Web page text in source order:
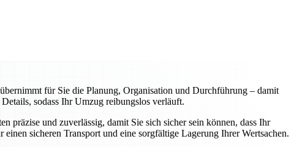
für Sie die Planung, Organisation und Durchführung – damit
sodass Ihr Umzug reibungslos verläuft.
präzise und zuverlässig, damit Sie sich sicher sein können, dass Ihr
sicheren Transport und eine sorgfältige Lagerung Ihrer Wertsachen.